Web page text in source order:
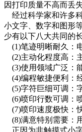
因打印质量不高而丢
经过科学家和许多
小文字、数字和图形
少有以下八大共同的
(1)笔迹明晰耐久：
(2)主动化程度高：
(3)使用领域广泛：
(4)编程敏捷便利：
(5)字符巨细可调：
(6)喷印行数可调：
(7)喷印速度极快：
(8)满意特别需要：